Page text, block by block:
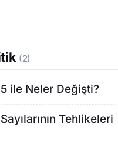
(2)
ile Neler Değişti?
Tehlikeleri